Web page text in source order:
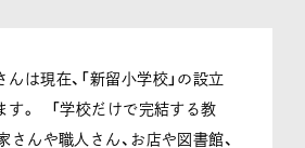
は現在、「新留小学校」の設立
す。 「学校だけで完結する教
さんや職人さん、お店や図書館、